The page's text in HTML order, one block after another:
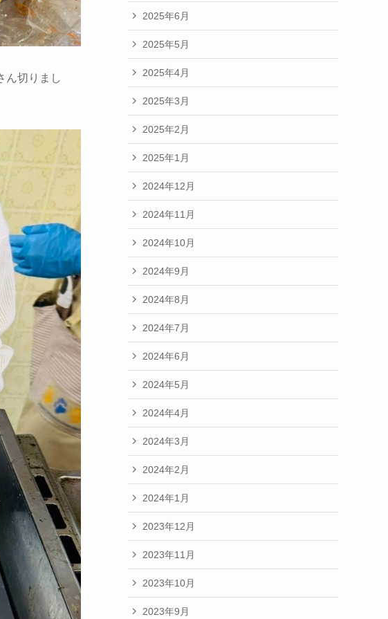
ん切りまし
2025年6月
2025年5月
2025年4月
2025年3月
2025年2月
2025年1月
2024年12月
2024年11月
2024年10月
2024年9月
2024年8月
2024年7月
2024年6月
2024年5月
2024年4月
2024年3月
2024年2月
2024年1月
2023年12月
2023年11月
2023年10月
2023年9月